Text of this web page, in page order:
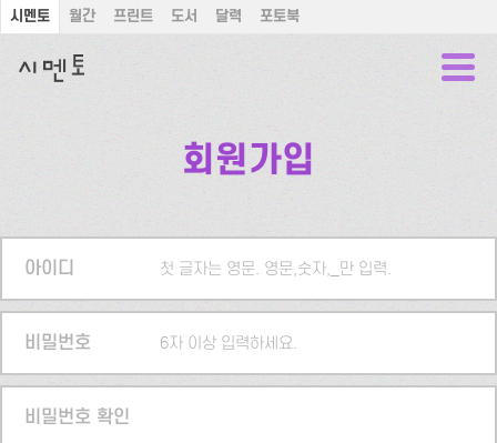
시멘토 월간 프린트 도서 달력 포토북
회원가입
아이디 첫 글자는 영문. 영문,숫자,_만 입력.
비밀번호 6자 이상 입력하세요.
비밀번호 확인